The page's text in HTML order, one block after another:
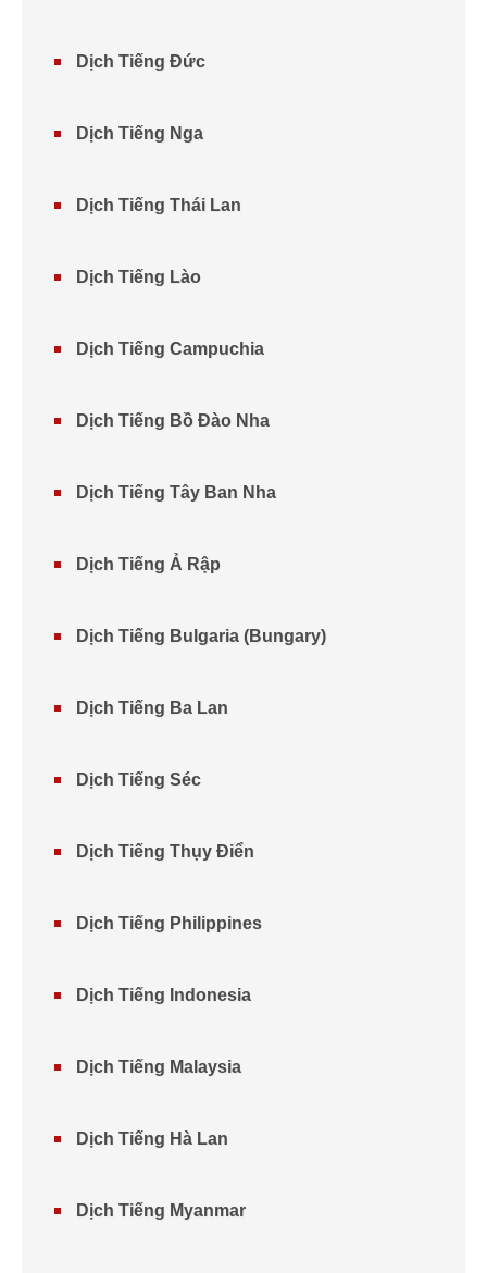
Dịch Tiếng Đức
Dịch Tiếng Nga
Dịch Tiếng Thái Lan
Dịch Tiếng Lào
Dịch Tiếng Campuchia
Dịch Tiếng Bồ Đào Nha
Dịch Tiếng Tây Ban Nha
Dịch Tiếng Ả Rập
Dịch Tiếng Bulgaria (Bungary)
Dịch Tiếng Ba Lan
Dịch Tiếng Séc
Dịch Tiếng Thụy Điển
Dịch Tiếng Philippines
Dịch Tiếng Indonesia
Dịch Tiếng Malaysia
Dịch Tiếng Hà Lan
Dịch Tiếng Myanmar